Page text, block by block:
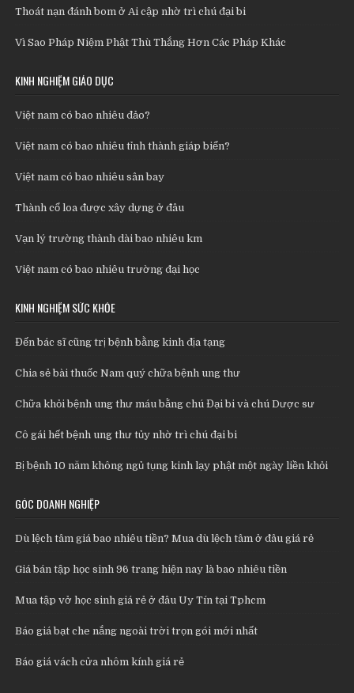
Thoát nạn đánh bom ở Ai cập nhờ trì chú đại bi
Vì Sao Pháp Niệm Phật Thù Thắng Hơn Các Pháp Khác
KINH NGHIỆM GIÁO DỤC
Việt nam có bao nhiêu đảo?
Việt nam có bao nhiêu tỉnh thành giáp biển?
Việt nam có bao nhiêu sân bay
Thành cổ loa được xây dựng ở đâu
Vạn lý trường thành dài bao nhiêu km
Việt nam có bao nhiêu trường đại học
KINH NGHIỆM SỨC KHỎE
Đến bác sĩ cũng trị bệnh bằng kinh địa tạng
Chia sẻ bài thuốc Nam quý chữa bệnh ung thư
Chữa khỏi bệnh ung thư máu bằng chú Đại bi và chú Dược sư
Cô gái hết bệnh ung thư tủy nhờ trì chú đại bi
Bị bệnh 10 năm không ngủ tụng kinh lạy phật một ngày liền khỏi
GÓC DOANH NGHIỆP
Dù lệch tâm giá bao nhiêu tiền? Mua dù lệch tâm ở đâu giá rẻ
Giá bán tập học sinh 96 trang hiện nay là bao nhiêu tiền
Mua tập vở học sinh giá rẻ ở đâu Uy Tín tại Tphcm
Báo giá bạt che nắng ngoài trời trọn gói mới nhất
Báo giá vách cửa nhôm kính giá rẻ